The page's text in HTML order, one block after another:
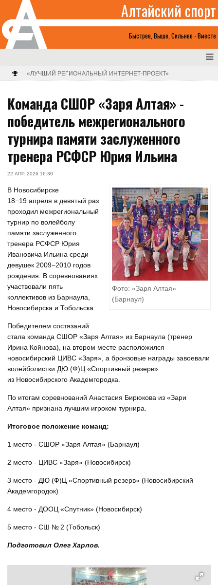
Быстрее, Выше, Сильнее - Вместе
Алтайский спорт
«ЛУЧШИЙ РЕГИОНАЛЬНЫЙ ИНТЕРНЕТ-ПРОЕКТ»
Команда СШОР «Заря Алтая» -
победитель межрегионального
турнира памяти заслуженного
тренера РСФСР Юрия Ильина
22 АПР. 2026 16:30
Фото: «Заря Алтая»
(Барнаул)
В Новосибирске
18−19 апреля в девятый раз
проходил межрегиональный
турнир по волейболу
памяти заслуженного
тренера РСФСР Юрия
Ивановича Ильина среди
девушек 2009−2010 годов
рождения. В соревнованиях
участвовали пять
коллективов из Барнаула,
Новосибирска и Тобольска.
Победителем состязаний
стала команда СШОР «Заря Алтая» из Барнаула (тренер
Ирина Койнова), на втором месте расположился
новосибирский ЦИВС «Заря», а бронзовые награды завоевали
волейболистки ДЮ (Ф)Ц «Спортивный резерв»
из Новосибирского Академгородка.
По итогам соревнований Анастасия Бирюкова из «Зари
Алтая» признана лучшим игроком турнира.
Итоговое положение команд:
1 место - СШОР «Заря Алтая» (Барнаул)
2 место - ЦИВС «Заря» (Новосибирск)
3 место - ДЮ (Ф)Ц «Спортивный резерв» (Новосибирский
Академгородок)
4 место - ДООЦ «Спутник» (Новосибирск)
5 место - СШ № 2 (Тобольск)
Подготовил Олег Харлов.